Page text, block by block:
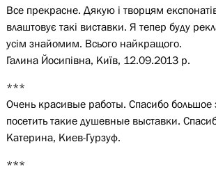
Все прекрасне. Дякую і творцям
влаштовує такі виставки. Я тепер буду
усім знайомим. Всього найкращого.
Галина Йосипівна, Київ, 12.09.2013 р.
***
Очень красивые работы. Спасибо большое
посетить такие душевные выставки.
Катерина, Киев-Гурзуф.
***